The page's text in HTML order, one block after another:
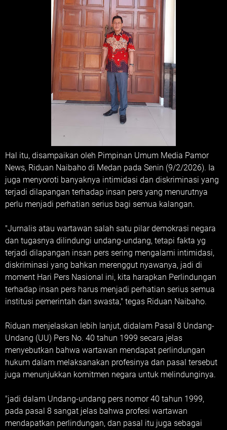
‎Hal itu, disampaikan oleh Pimpinan Umum Media Pamor
News, Riduan Naibaho di Medan pada Senin (9/2/2026). Ia
juga menyoroti banyaknya intimidasi dan diskriminasi yang
terjadi dilapangan terhadap insan pers yang menurutnya
perlu menjadi perhatian serius bagi semua kalangan.
‎"Jurnalis atau wartawan salah satu pilar demokrasi negara
dan tugasnya dilindungi undang-undang, tetapi fakta yg
terjadi dilapangan insan pers sering mengalami intimidasi,
diskriminasi yang bahkan merenggut nyawanya, jadi di
moment Hari Pers Nasional ini, kita harapkan Perlindungan
terhadap insan pers harus menjadi perhatian serius semua
institusi pemerintah dan swasta," tegas Riduan Naibaho.
‎Riduan menjelaskan lebih lanjut, didalam Pasal 8 Undang-
Undang (UU) Pers No. 40 tahun 1999 secara jelas
menyebutkan bahwa wartawan mendapat perlindungan
hukum dalam melaksanakan profesinya dan pasal tersebut
juga menunjukkan komitmen negara untuk melindunginya.
‎"jadi dalam Undang-undang pers nomor 40 tahun 1999,
pada pasal 8 sangat jelas bahwa profesi wartawan
mendapatkan perlindungan, dan pasal itu juga sebagai